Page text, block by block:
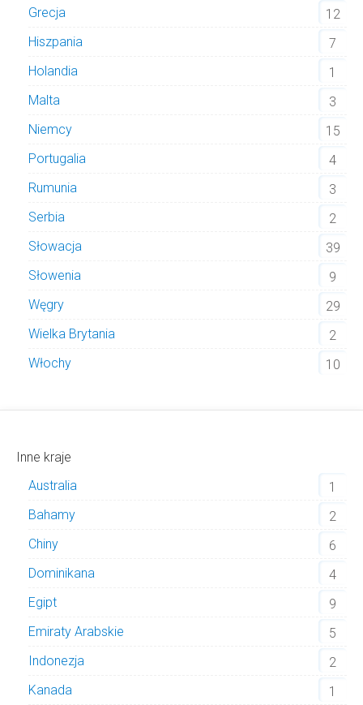
Grecja
12
Hiszpania
7
Holandia
1
Malta
3
Niemcy
15
Portugalia
4
Rumunia
3
Serbia
2
Słowacja
39
Słowenia
9
Węgry
29
Wielka Brytania
2
Włochy
10
Inne kraje
Australia
1
Bahamy
2
Chiny
6
Dominikana
4
Egipt
9
Emiraty Arabskie
5
Indonezja
2
Kanada
1